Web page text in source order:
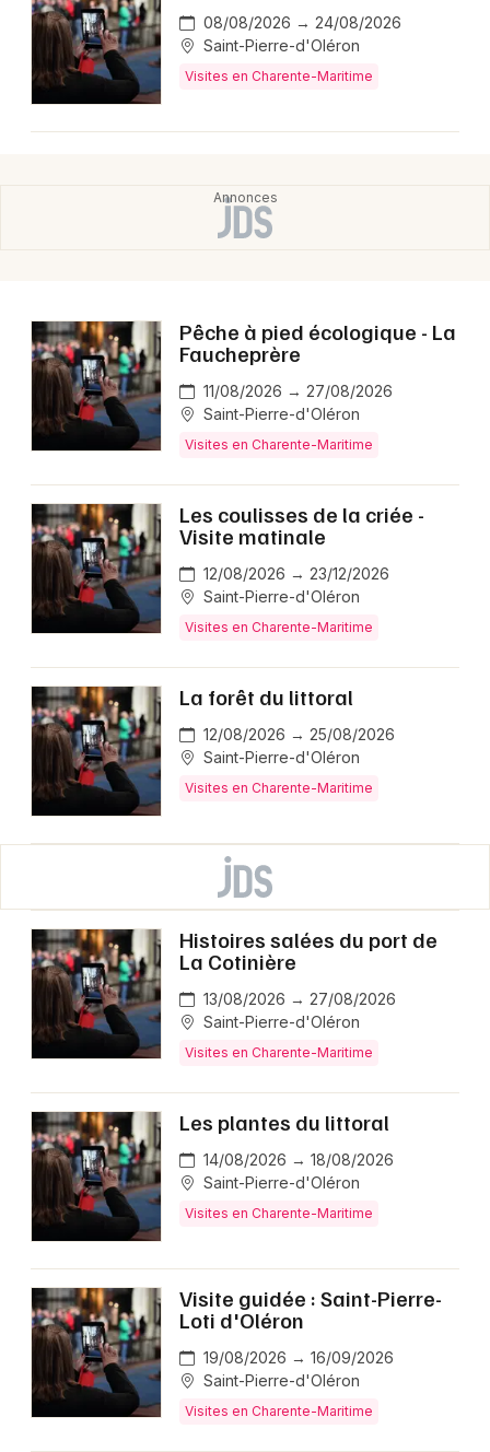
08/08/2026 → 24/08/2026
Saint-Pierre-d'Oléron
Visites en Charente-Maritime
Pêche à pied écologique - La
Faucheprère
11/08/2026 → 27/08/2026
Saint-Pierre-d'Oléron
Visites en Charente-Maritime
Les coulisses de la criée -
Visite matinale
12/08/2026 → 23/12/2026
Saint-Pierre-d'Oléron
Visites en Charente-Maritime
La forêt du littoral
12/08/2026 → 25/08/2026
Saint-Pierre-d'Oléron
Visites en Charente-Maritime
Histoires salées du port de
La Cotinière
13/08/2026 → 27/08/2026
Saint-Pierre-d'Oléron
Visites en Charente-Maritime
Les plantes du littoral
14/08/2026 → 18/08/2026
Saint-Pierre-d'Oléron
Visites en Charente-Maritime
Visite guidée : Saint-Pierre-
Loti d'Oléron
19/08/2026 → 16/09/2026
Saint-Pierre-d'Oléron
Visites en Charente-Maritime